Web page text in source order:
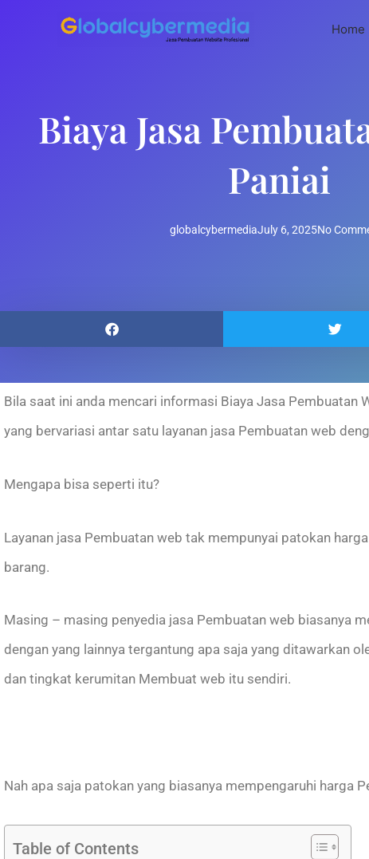
Home
Biaya Jasa
Paniai
globalcybermediaJuly 6, 2025No
Bila saat ini anda mencari informasi Biaya Jasa Pembuatan
yang bervariasi antar satu layanan jasa Pembuatan web
Mengapa bisa seperti itu?
Layanan jasa Pembuatan web tak mempunyai patokan
barang.
Masing – masing penyedia jasa Pembuatan web biasanya
dengan yang lainnya tergantung apa saja yang ditawarkan
dan tingkat kerumitan Membuat web itu sendiri.
Nah apa saja patokan yang biasanya mempengaruhi harga
Table of Contents